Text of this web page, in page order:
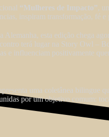
“Mulheres de Impacto”,
inspiram transformação, fé
esta edição chega
terá lugar na Story Owl –
e influenciam positivamente
uma coletânea bilingue
por um objetivo comum: